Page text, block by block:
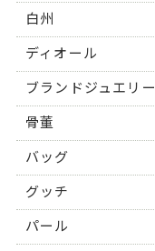
白州
ディオール
ブランドジュエリー
骨董
バッグ
グッチ
パール